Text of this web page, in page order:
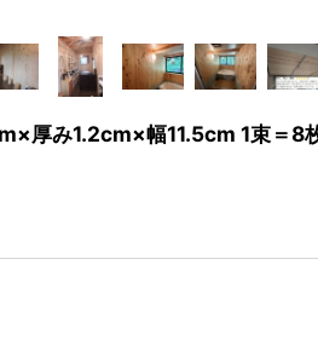
厚み1.2cm×幅11.5cm 1束＝8